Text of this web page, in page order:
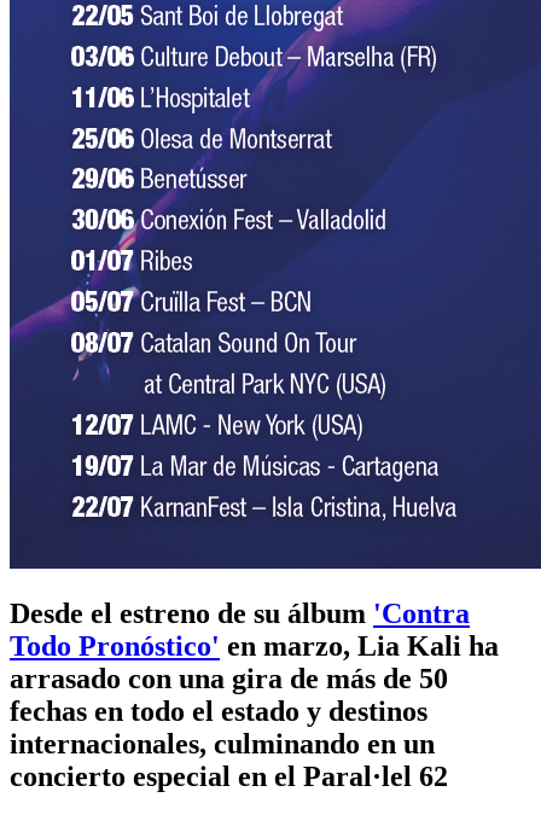
Desde el estreno de su álbum 'Contra
Todo Pronóstico' en marzo, Lia Kali ha
arrasado con una gira de más de 50
fechas en todo el estado y destinos
internacionales, culminando en un
concierto especial en el Paral·lel 62